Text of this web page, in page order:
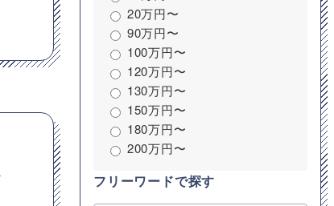
20万円〜
90万円〜
100万円〜
120万円〜
130万円〜
150万円〜
180万円〜
200万円〜
フリーワードで探す